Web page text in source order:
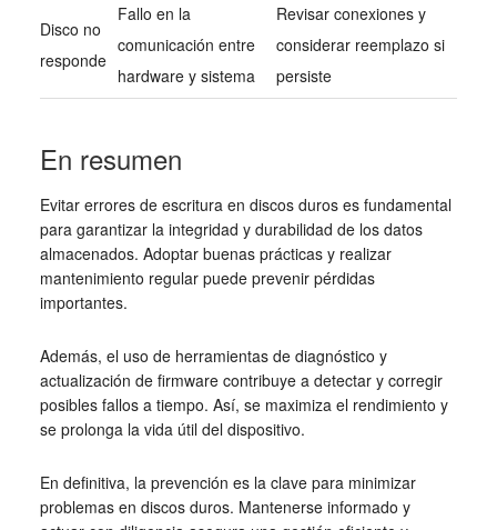
Disco no
responde
Fallo en la
comunicación entre
hardware y sistema
Revisar conexiones y
considerar reemplazo si
persiste
En resumen
Evitar errores de escritura en discos duros es fundamental
para garantizar la integridad y durabilidad de los datos
almacenados. Adoptar buenas prácticas y realizar
mantenimiento regular puede prevenir pérdidas
importantes.
Además, el uso de herramientas de diagnóstico y
actualización de firmware contribuye a detectar y corregir
posibles fallos a tiempo. Así, se maximiza el rendimiento y
se prolonga la vida útil del dispositivo.
En definitiva, la prevención es la clave para minimizar
problemas en discos duros. Mantenerse informado y